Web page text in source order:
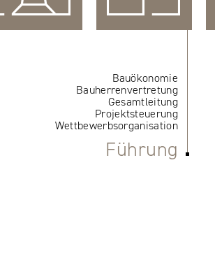
Bauökonomie
Bauherrenvertretung
Gesamtleitung
Projektsteuerung
Wettbewerbsorganisation
Führung